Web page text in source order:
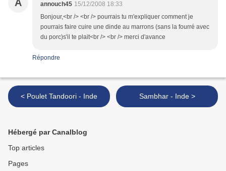
A annouch45 15/12/2008 18:33
Bonjour,<br /> <br /> pourrais tu m'expliquer comment je
pourrais faire cuire une dinde au marrons (sans la fourré avec
du porc)s'il te plait<br /> <br /> merci d'avance
Répondre
< Poulet Tandoori - Inde Sambhar - Inde >
Hébergé par Canalblog
Top articles
Pages